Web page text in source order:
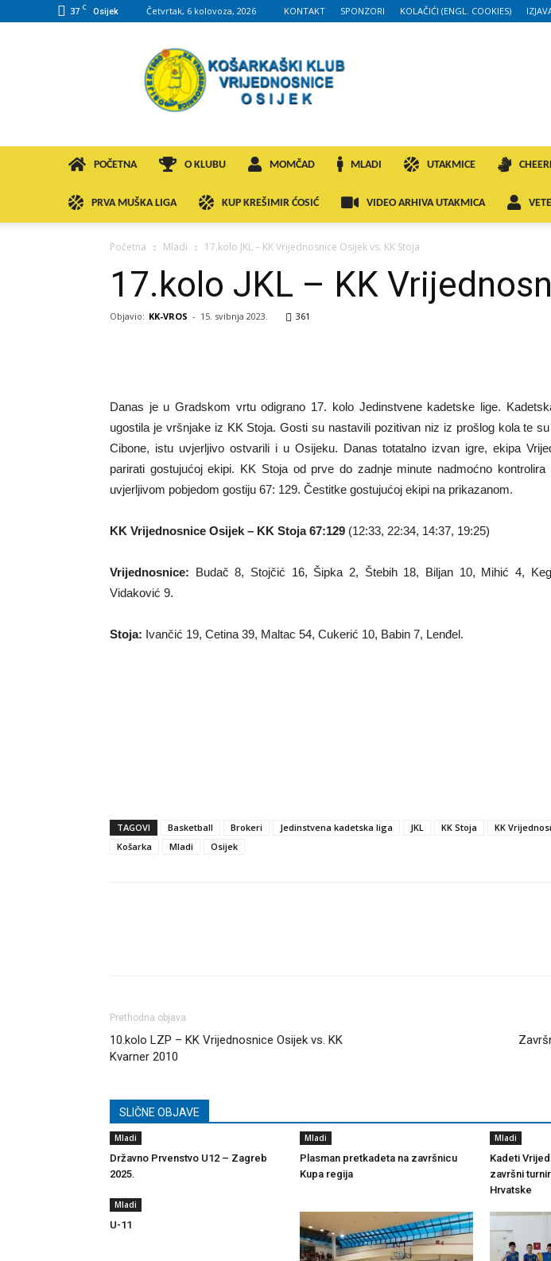
37 C Osijek Četvrtak, 6 kolovoza, 2026 KONTAKT SPONZORI KOLAČIĆI (ENGL. COOKIES)
KK
VROS
POČETNA O KLUBU MOMČAD MLADI UTAKMICE
PRVA MUŠKA LIGA KUP KREŠIMIR ĆOSIĆ VIDEO ARHIVA UTAKMICA
Početna Mladi 17.kolo JKL – KK Vrijednosnice Osijek vs. KK Stoja
17.kolo JKL – KK
Objavio: KK-VROS - 15. svibnja 2023. 361
Danas je u Gradskom vrtu odigrano 17. kolo Jedinstvene kadetske lige.
ugostila je vršnjake iz KK Stoja. Gosti su nastavili pozitivan niz iz prošlog kola te
Cibone, istu uvjerljivo ostvarili i u Osijeku. Danas totatalno izvan igre, ekipa
parirati gostujućoj ekipi. KK Stoja od prve do zadnje minute nadmoćno
uvjerljivom pobjedom gostiju 67: 129. Čestitke gostujućoj ekipi na prikazanom.
KK Vrijednosnice Osijek – KK Stoja 67:129 (12:33, 22:34, 14:37, 19:25)
Vrijednosnice: Budač 8, Stojčić 16, Šipka 2, Štebih 18, Biljan 10, Mihić 4,
Vidaković 9.
Stoja: Ivančić 19, Cetina 39, Maltac 54, Cukerić 10, Babin 7, Lenđel.
TAGOVI Basketball Brokeri Jedinstvena kadetska liga JKL KK Stoja KK
Košarka
Mladi Osijek
Prethodna objava
10.kolo LZP – KK Vrijednosnice Osijek vs. KK
Kvarner 2010
SLIČNE OBJAVE
Mladi
Državno Prvenstvo U12 – Zagreb
2025.
Mladi
Plasman pretkadeta na završnicu
Kupa regija
Mladi
Kadeti
završni
Hrvatske
Mladi
U-11